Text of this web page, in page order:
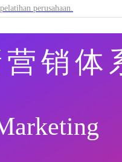
perusahaan.
销体